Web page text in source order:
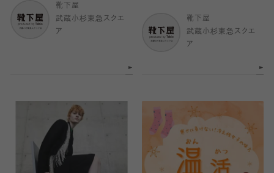
靴下屋
武蔵小杉東急スクエ
ア
靴下屋
武蔵小杉東急スクエ
ア